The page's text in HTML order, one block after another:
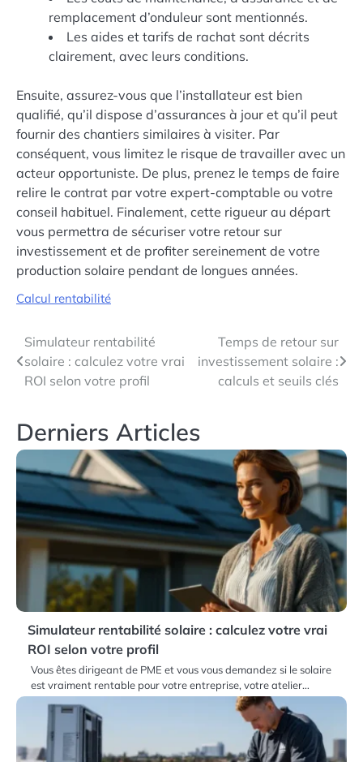
remplacement d’onduleur sont mentionnés.
Les aides et tarifs de rachat sont décrits
clairement, avec leurs conditions.
Ensuite, assurez-vous que l’installateur est bien
qualifié, qu’il dispose d’assurances à jour et qu’il peut
fournir des chantiers similaires à visiter. Par
conséquent, vous limitez le risque de travailler avec un
acteur opportuniste. De plus, prenez le temps de faire
relire le contrat par votre expert-comptable ou votre
conseil habituel. Finalement, cette rigueur au départ
vous permettra de sécuriser votre retour sur
investissement et de profiter sereinement de votre
production solaire pendant de longues années.
Calcul rentabilité
Navigation
de
Simulateur rentabilité
solaire : calculez votre vrai
ROI selon votre profil
Temps de retour sur
investissement solaire :
calculs et seuils clés
Derniers Articles
Simulateur rentabilité solaire : calculez votre vrai
ROI selon votre profil
Vous êtes dirigeant de PME et vous vous demandez si le solaire
est vraiment rentable pour votre entreprise, votre atelier…